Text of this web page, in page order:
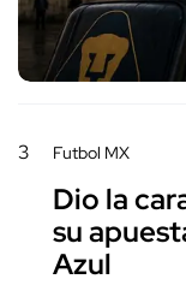
3 Futbol MX
Dio la
su
Azul